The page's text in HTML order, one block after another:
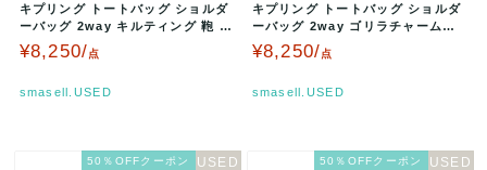
キプリング トートバッグ ショルダ
ーバッグ 2way キルティング 鞄 ブ
ランド メンズ レディース…
¥8,250/点
smasell.USED
キプリング トートバッグ ショルダ
ーバッグ 2way ゴリラチャーム付
ナイロン 鞄 ブランド レデ…
¥8,250/点
smasell.USED
50％OFFクーポン 50％OFFクーポン